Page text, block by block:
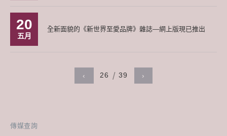
傳媒查詢
20
五月
全新面貌的《新世界至愛品牌》雜誌—網上版現已推出
‹ 26 39 ›